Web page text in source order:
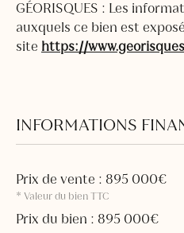
GÉORISQUES : Les
auxquels ce bien est
site https://
INFORMATIONS
Prix de vente : 895 000€
* Valeur du bien TTC
Prix du bien : 895 000€